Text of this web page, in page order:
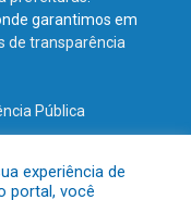
garantimos em
de transparência
Pública
experiência de
portal, você